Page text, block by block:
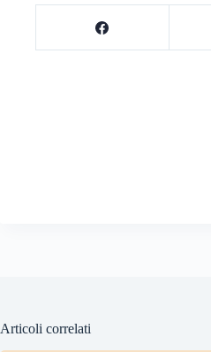
Articoli correlati